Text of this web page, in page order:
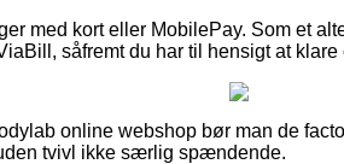
med kort eller MobilePay. Som et
såfremt du har til hensigt at
online webshop bør man de
tvivl ikke særlig spændende.